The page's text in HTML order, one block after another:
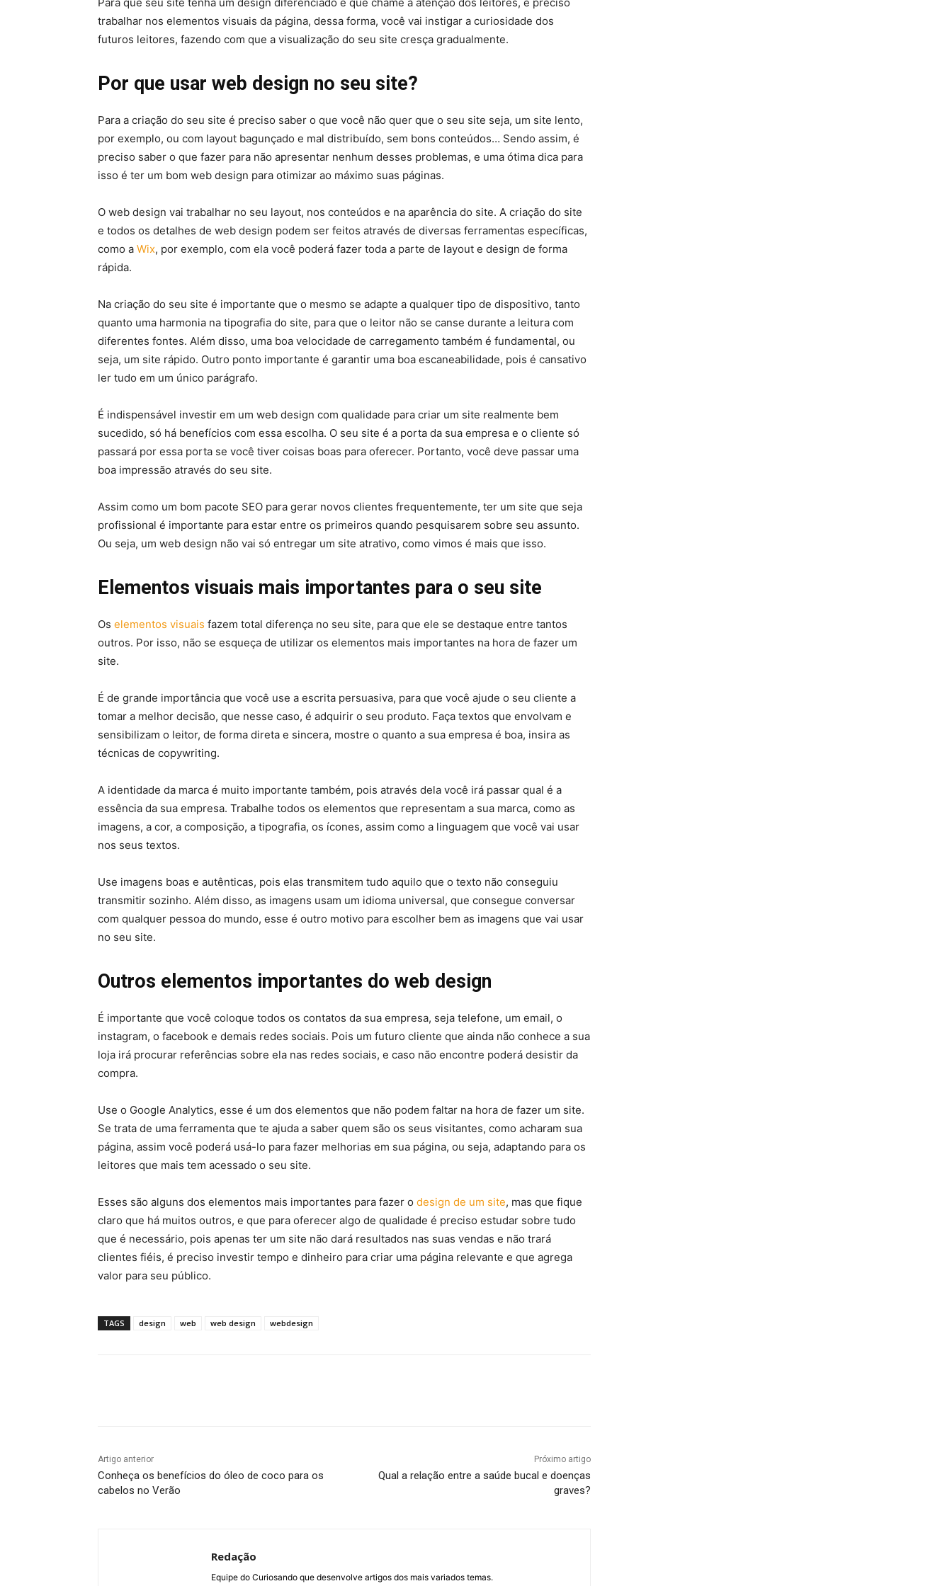
Para que seu site tenha um design diferenciado e que chame a atenção dos leitores, é preciso
trabalhar nos elementos visuais da página, dessa forma, você vai instigar a curiosidade dos
futuros leitores, fazendo com que a visualização do seu site cresça gradualmente.
Por que usar web design no seu site?
Para a criação do seu site é preciso saber o que você não quer que o seu site seja, um site lento,
por exemplo, ou com layout bagunçado e mal distribuído, sem bons conteúdos… Sendo assim, é
preciso saber o que fazer para não apresentar nenhum desses problemas, e uma ótima dica para
isso é ter um bom web design para otimizar ao máximo suas páginas.
O web design vai trabalhar no seu layout, nos conteúdos e na aparência do site. A criação do site
e todos os detalhes de web design podem ser feitos através de diversas ferramentas específicas,
como a Wix, por exemplo, com ela você poderá fazer toda a parte de layout e design de forma
rápida.
Na criação do seu site é importante que o mesmo se adapte a qualquer tipo de dispositivo, tanto
quanto uma harmonia na tipografia do site, para que o leitor não se canse durante a leitura com
diferentes fontes. Além disso, uma boa velocidade de carregamento também é fundamental, ou
seja, um site rápido. Outro ponto importante é garantir uma boa escaneabilidade, pois é cansativo
ler tudo em um único parágrafo.
É indispensável investir em um web design com qualidade para criar um site realmente bem
sucedido, só há benefícios com essa escolha. O seu site é a porta da sua empresa e o cliente só
passará por essa porta se você tiver coisas boas para oferecer. Portanto, você deve passar uma
boa impressão através do seu site.
Assim como um bom pacote SEO para gerar novos clientes frequentemente, ter um site que seja
profissional é importante para estar entre os primeiros quando pesquisarem sobre seu assunto.
Ou seja, um web design não vai só entregar um site atrativo, como vimos é mais que isso.
Elementos visuais mais importantes para o seu site
Os elementos visuais fazem total diferença no seu site, para que ele se destaque entre tantos
outros. Por isso, não se esqueça de utilizar os elementos mais importantes na hora de fazer um
site.
É de grande importância que você use a escrita persuasiva, para que você ajude o seu cliente a
tomar a melhor decisão, que nesse caso, é adquirir o seu produto. Faça textos que envolvam e
sensibilizam o leitor, de forma direta e sincera, mostre o quanto a sua empresa é boa, insira as
técnicas de copywriting.
A identidade da marca é muito importante também, pois através dela você irá passar qual é a
essência da sua empresa. Trabalhe todos os elementos que representam a sua marca, como as
imagens, a cor, a composição, a tipografia, os ícones, assim como a linguagem que você vai usar
nos seus textos.
Use imagens boas e autênticas, pois elas transmitem tudo aquilo que o texto não conseguiu
transmitir sozinho. Além disso, as imagens usam um idioma universal, que consegue conversar
com qualquer pessoa do mundo, esse é outro motivo para escolher bem as imagens que vai usar
no seu site.
Outros elementos importantes do web design
É importante que você coloque todos os contatos da sua empresa, seja telefone, um email, o
instagram, o facebook e demais redes sociais. Pois um futuro cliente que ainda não conhece a sua
loja irá procurar referências sobre ela nas redes sociais, e caso não encontre poderá desistir da
compra.
Use o Google Analytics, esse é um dos elementos que não podem faltar na hora de fazer um site.
Se trata de uma ferramenta que te ajuda a saber quem são os seus visitantes, como acharam sua
página, assim você poderá usá-lo para fazer melhorias em sua página, ou seja, adaptando para os
leitores que mais tem acessado o seu site.
Esses são alguns dos elementos mais importantes para fazer o design de um site, mas que fique
claro que há muitos outros, e que para oferecer algo de qualidade é preciso estudar sobre tudo
que é necessário, pois apenas ter um site não dará resultados nas suas vendas e não trará
clientes fiéis, é preciso investir tempo e dinheiro para criar uma página relevante e que agrega
valor para seu público.
TAGS design web web design webdesign
Artigo anterior
Conheça os benefícios do óleo de coco para os
cabelos no Verão
Próximo artigo
Qual a relação entre a saúde bucal e doenças
graves?
Redação
Equipe do Curiosando que desenvolve artigos dos mais variados temas.